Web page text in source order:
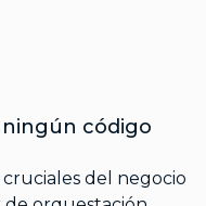
código
del negocio